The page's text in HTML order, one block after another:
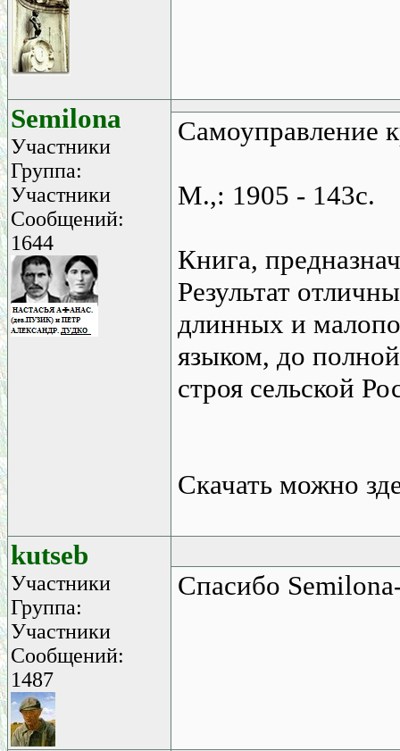
Semilona
Участники
Группа:
Участники
Сообщений:
1644
Самоуправление
М.,: 1905 - 143с.
Книга,
Результат
длинных и
языком, до
строя сельской
Скачать можно
kutseb
Участники
Группа:
Участники
Сообщений:
1487
Спасибо